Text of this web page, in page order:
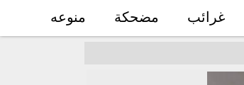
غرائب مضحكة منوعه